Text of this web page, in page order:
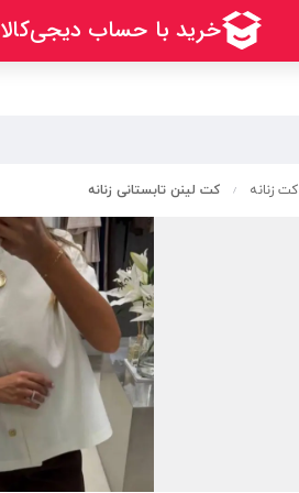
کت زنانه / کت لینن تابستانی زنانه